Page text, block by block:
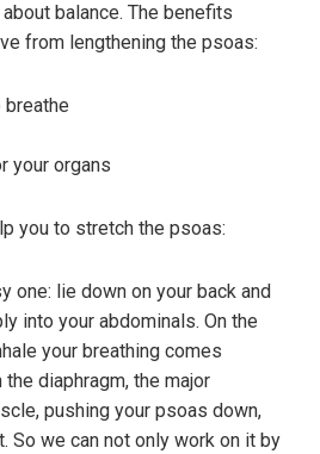
balance. The benefits
from lengthening the psoas:
breathe
your organs
you to stretch the psoas:
one: lie down on your back and
into your abdominals. On the
your breathing comes
diaphragm, the major
pushing your psoas down,
So we can not only work on it by